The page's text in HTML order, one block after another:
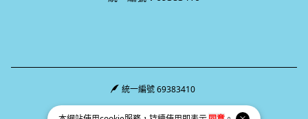
統一編號 69383410
Facebook pageInstagram page
Line page